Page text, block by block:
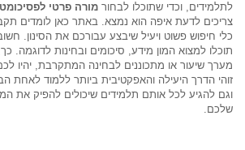
לתלמידים, וכדי שתוכלו לבחור מורה פרטי
צריכים לדעת איפה הוא נמצא. באתר כאן לומדים
כלי חיפוש פשוט ויעיל שיבצע עבורכם את הסינון.
תוכלו למצוא המון מידע, סיכומים ובחינות לדוגמה.
מערך שיעור או מתכוננים לבחינה המתקרבת, יהיו
זוהי הדרך היעילה והאפקטיבית ביותר ללמוד לאחת
וגם להגיע לכל אותם תלמידים שיכולים להפיק את
שלכם.